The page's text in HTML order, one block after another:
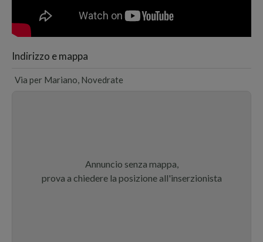
Indirizzo e mappa
Via per Mariano, Novedrate
Annuncio senza mappa,
prova a chiedere la posizione all'inserzionista